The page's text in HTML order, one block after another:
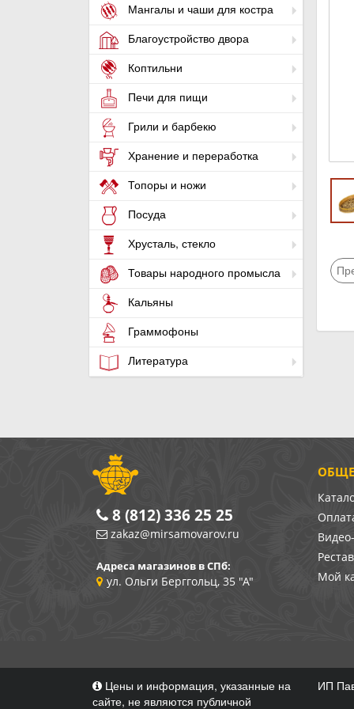
Мангалы и чаши для костра
Благоустройство двора
Коптильни
Печи для пищи
Грили и барбекю
Хранение и переработка
Топоры и ножи
Посуда
Хрусталь, стекло
Товары народного промысла
Кальяны
Граммофоны
Литература
Мой
8 (812) 336 25 25
zakaz@mirsamovarov.ru
Адреса магазинов в СПб:
ул. Ольги Берггольц, 35 "А"
Цены и информация, указанные на
сайте, не являются публичной
ИП